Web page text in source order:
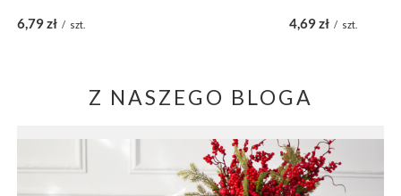
6,79 zł / szt. 4,69 zł / szt.
Z NASZEGO BLOGA